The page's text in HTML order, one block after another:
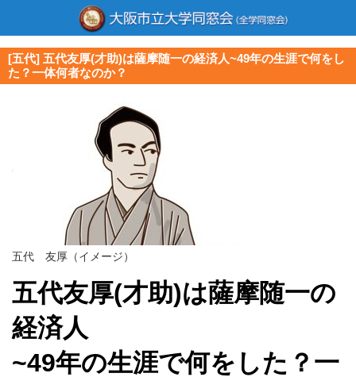
[五代] 五代友厚(才助)は薩摩随一の経済人~49年の生涯で何をし
た？一体何者なのか？
五代 友厚（イメージ）
五代友厚(才助)は薩摩随一の
経済人
~49年の生涯で何をした？一